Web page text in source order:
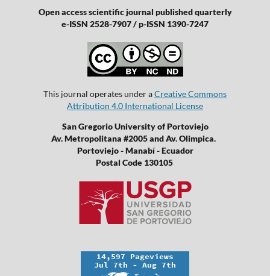
Open access scientific journal published quarterly
e-ISSN 2528-7907 / p-ISSN 1390-7247
This journal operates under aCreative Commons
Attribution 4.0 International License
San Gregorio University of Portoviejo
Av. Metropolitana #2005 and Av. Olimpica.
Portoviejo - Manabí - Ecuador
Postal Code 130105